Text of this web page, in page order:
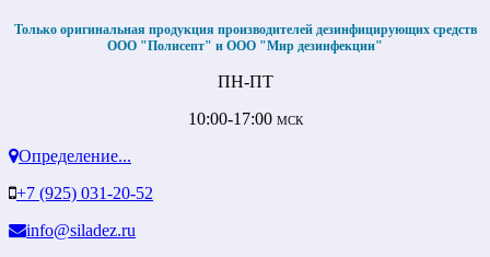
Только оригинальная продукция производителей дезинфицирующих средств
ООО "Полисепт" и ООО "Мир дезинфекции"
ПН-ПТ
10:00-17:00 МСК
Определение...
+7 (925) 031-20-52
info@siladez.ru